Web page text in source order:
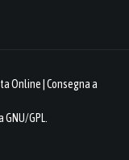
Online | Consegna a
GNU/GPL.